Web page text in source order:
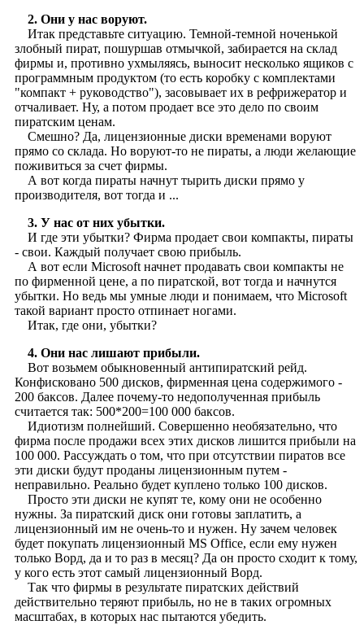
2. Они у нас воруют.
Итак представьте ситуацию. Темной-темной ноченькой
злобный пират, пошуршав отмычкой, забирается на склад
фирмы и, противно ухмыляясь, выносит несколько ящиков с
программным продуктом (то есть коробку с комплектами
"компакт + руководство"), засовывает их в рефрижератор и
отчаливает. Ну, а потом продает все это дело по своим
пиратским ценам.
Смешно? Да, лицензионные диски временами воруют
прямо со склада. Но воруют-то не пираты, а люди желающие
поживиться за счет фирмы.
А вот когда пираты начнут тырить диски прямо у
производителя, вот тогда и ...
3. У нас от них убытки.
И где эти убытки? Фирма продает свои компакты, пираты
- свои. Каждый получает свою прибыль.
А вот если Microsoft начнет продавать свои компакты не
по фирменной цене, а по пиратской, вот тогда и начнутся
убытки. Но ведь мы умные люди и понимаем, что Microsoft
такой вариант просто отпинает ногами.
Итак, где они, убытки?
4. Они нас лишают прибыли.
Вот возьмем обыкновенный антипиратский рейд.
Конфисковано 500 дисков, фирменная цена содержимого -
200 баксов. Далее почему-то недополученная прибыль
считается так: 500*200=100 000 баксов.
Идиотизм полнейший. Совершенно необязательно, что
фирма после продажи всех этих дисков лишится прибыли на
100 000. Рассуждать о том, что при отсутствии пиратов все
эти диски будут проданы лицензионным путем -
неправильно. Реально будет куплено только 100 дисков.
Просто эти диски не купят те, кому они не особенно
нужны. За пиратский диск они готовы заплатить, а
лицензионный им не очень-то и нужен. Ну зачем человек
будет покупать лицензионный MS Office, если ему нужен
только Ворд, да и то раз в месяц? Да он просто сходит к тому,
у кого есть этот самый лицензионный Ворд.
Так что фирмы в результате пиратских действий
действительно теряют прибыль, но не в таких огромных
масштабах, в которых нас пытаются убедить.